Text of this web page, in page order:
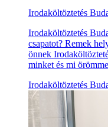
Irodaköltöztetés
Irodaköltöztetés
csapatot? Remek
önnek
minket és mi
Irodaköltöztetés